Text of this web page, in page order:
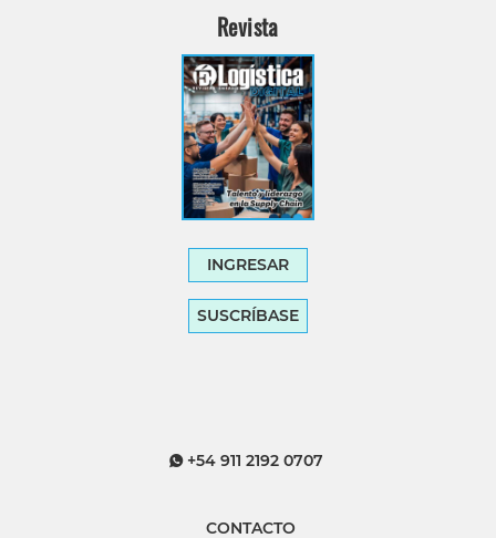
Revista
INGRESAR
SUSCRÍBASE
+54 911 2192 0707
CONTACTO